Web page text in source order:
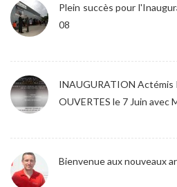
Plein succès pour
08
INAUGURATION Actémis
OUVERTES le 7 Juin avec
Bienvenue aux nouveaux